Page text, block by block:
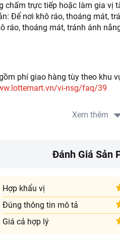
chấm trực tiếp hoặc làm gia vị
Để nơi khô ráo, thoáng mát,
ráo, thoáng mát, tránh ánh
phí giao hàng tùy theo khu
vi-nsg/faq/39
Xem thêm
Đánh Giá Sản
Hợp khẩu vị
Đúng thông tin mô tả
Giá cả hợp lý